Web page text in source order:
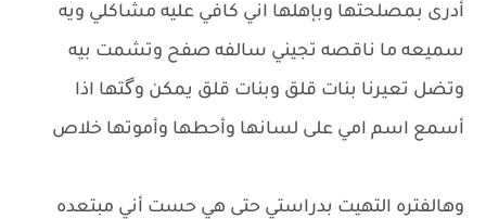
أدرى بمصلحتها وبإهلها اني كافي عليه مشاكلي ويه
سميعه ما ناقصه تجيني سالفه صفح وتشمت بيه
وتضل تعيرنا بنات قلق وبنات قلق يمكن وگتها اذا
أسمع اسم امي على لسانها وأحطها وأموتها خلاص
وهالفتره التهيت بدراستي حتى هي حست أني مبتعده